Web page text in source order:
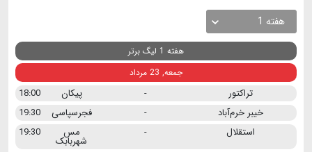
هفته 1
هفته 1 لیگ برتر
جمعه, 23 مرداد
تراکتور - پیکان
18:00
خیبر خرم‌آباد
- فجرسپاسی
19:30
استقلال
- مس
شهربابک
19:30